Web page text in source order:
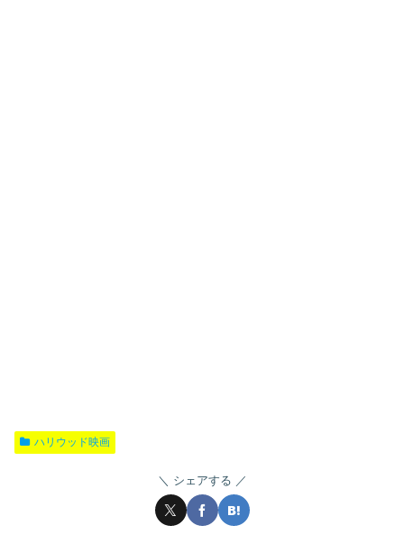
ハリウッド映画
シェアする